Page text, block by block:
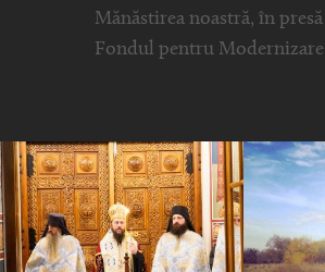
Mănăstirea noastră, în presă
Fondul pentru Modernizare